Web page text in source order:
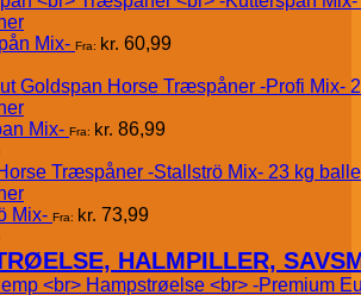
Mix- Fra: kr. 60,99
Mix- Fra: kr. 86,99
Mix- Fra: kr. 73,99
HALMPILLER,